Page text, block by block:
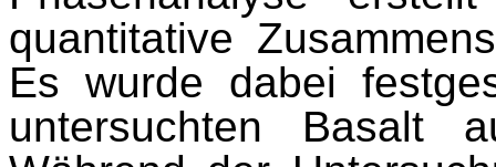
quantitative
Es wurde dabei
untersuchten